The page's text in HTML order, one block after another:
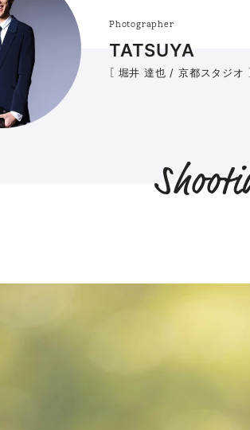
Photographer
TATSUYA
［ 堀井 達也 / 京都スタジオ ］